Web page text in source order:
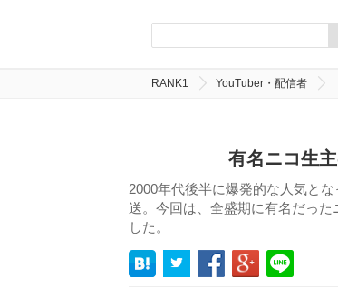
RANK1 YouTuber・配信者
有名ニコ生
2000年代後半に爆発的な人気と
送。今回は、全盛期に有名だっ
した。